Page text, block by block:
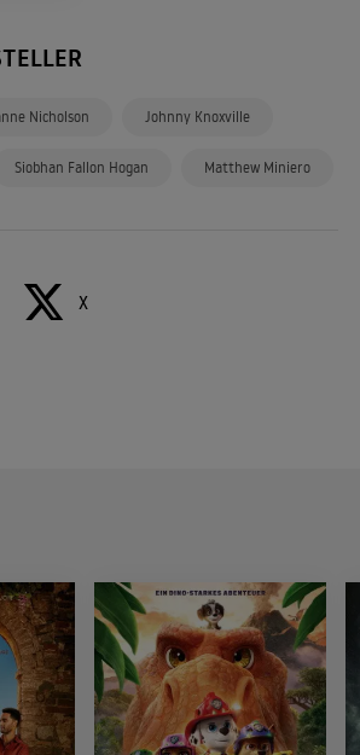
Nicholson Johnny Knoxville
Siobhan Fallon Hogan Matthew Miniero
X